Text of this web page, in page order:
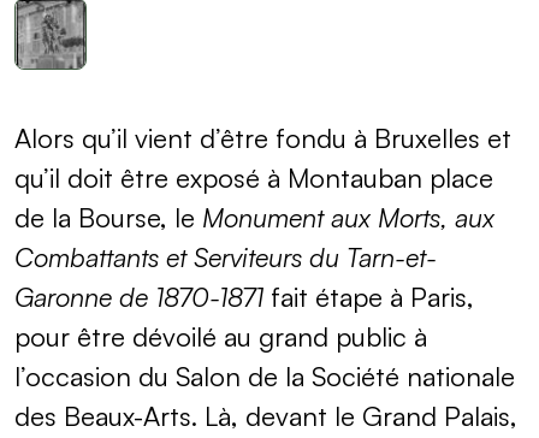
Alors qu’il vient d’être fondu à Bruxelles et
qu’il doit être exposé à Montauban place
de la Bourse, le Monument aux Morts, aux
Combattants et Serviteurs du Tarn-et-
Garonne de 1870-1871 fait étape à Paris,
pour être dévoilé au grand public à
l’occasion du Salon de la Société nationale
des Beaux-Arts. Là, devant le Grand Palais,